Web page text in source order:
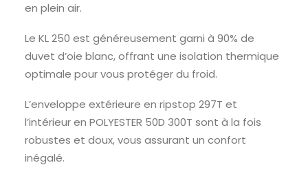
en plein air.
Le KL 250 est généreusement garni à 90% de
duvet d’oie blanc, offrant une isolation thermique
optimale pour vous protéger du froid.
L’enveloppe extérieure en ripstop 297T et
l’intérieur en POLYESTER 50D 300T sont à la fois
robustes et doux, vous assurant un confort
inégalé.